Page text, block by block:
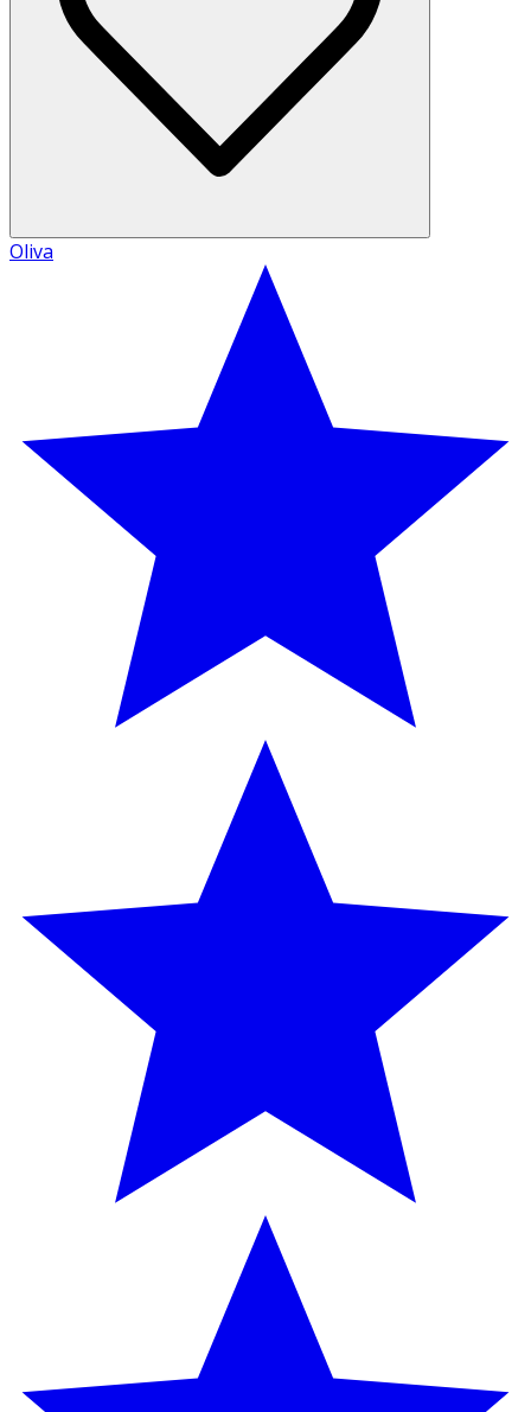
Oliva